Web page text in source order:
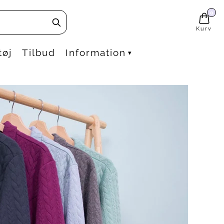
Kurv
0
Tilbud Information ▾